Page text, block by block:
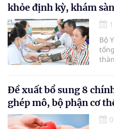
khỏe định kỳ, khám
Bộ
sức
Đề xuất bổ sung 8
ghép mô, bộ phận cơ